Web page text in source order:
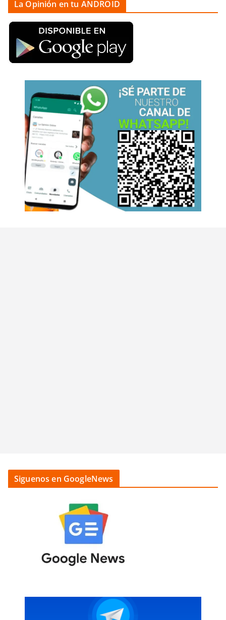
La Opinión en tu ANDROID
Siguenos en GoogleNews